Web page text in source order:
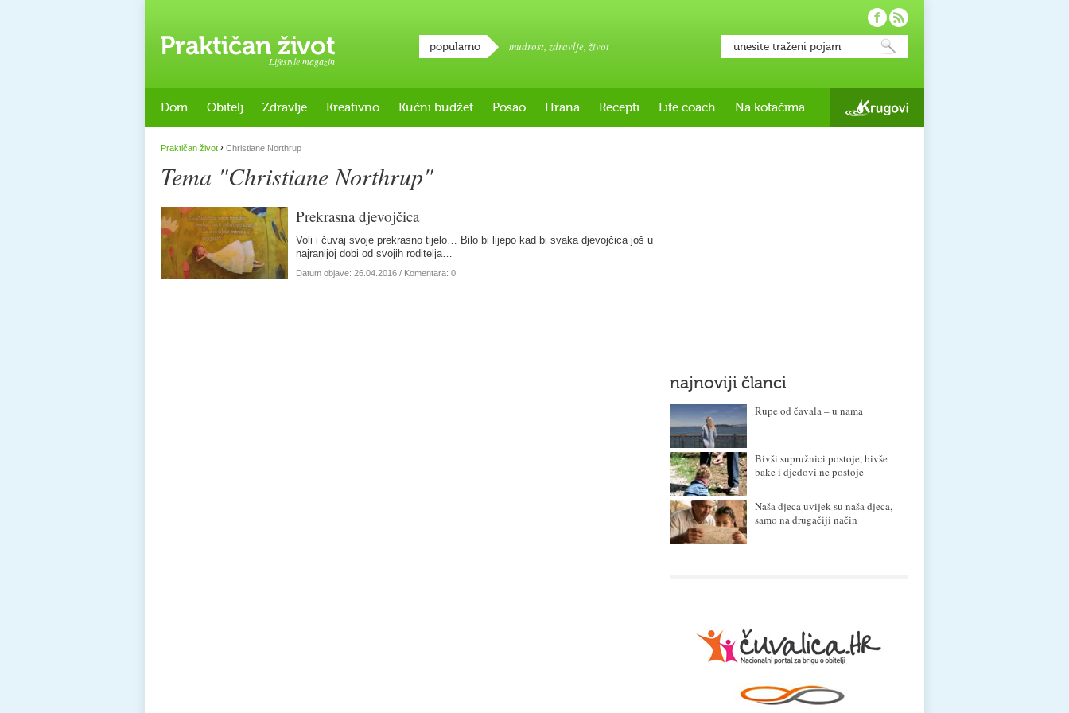
Lifestyle magazin
popularno mudrost, zdravlje, život
Dom Obitelj Zdravlje Kreativno Kućni budžet Posao Hrana Recepti Life coach Na kotačima
Praktičan život › Christiane Northrup
Tema "Christiane Northrup"
Prekrasna djevojčica
Voli i čuvaj svoje prekrasno tijelo… Bilo bi lijepo kad bi svaka djevojčica još u
najranijoj dobi od svojih roditelja…
Datum objave: 26.04.2016 / Komentara: 0
najnoviji članci
Rupe od čavala – u nama
Bivši supružnici postoje, bivše
bake i djedovi ne postoje
Naša djeca uvijek su naša djeca,
samo na drugačiji način